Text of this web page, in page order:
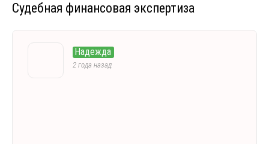
Судебная финансовая экспертиза
Надежда
2 года назад